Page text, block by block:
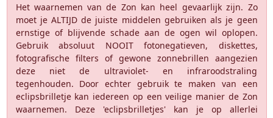
Het waarnemen van de Zon kan heel gevaarlijk zijn. Zo
moet je ALTIJD de juiste middelen gebruiken als je geen
ernstige of blijvende schade aan de ogen wil oplopen.
Gebruik absoluut NOOIT fotonegatieven, diskettes,
fotografische filters of gewone zonnebrillen aangezien
deze niet de ultraviolet- en infraroodstraling
tegenhouden. Door echter gebruik te maken van een
eclipsbrilletje kan iedereen op een veilige manier de Zon
waarnemen. Deze 'eclipsbrilletjes' kan je op allerlei